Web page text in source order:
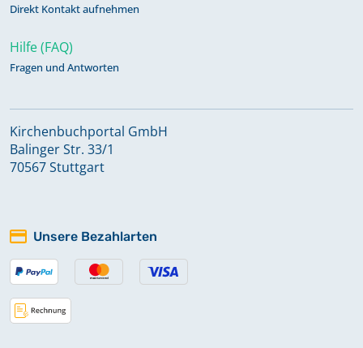
Direkt Kontakt aufnehmen
Hilfe (FAQ)
Fragen und Antworten
Kirchenbuchportal GmbH
Balinger Str. 33/1
70567 Stuttgart
Unsere Bezahlarten